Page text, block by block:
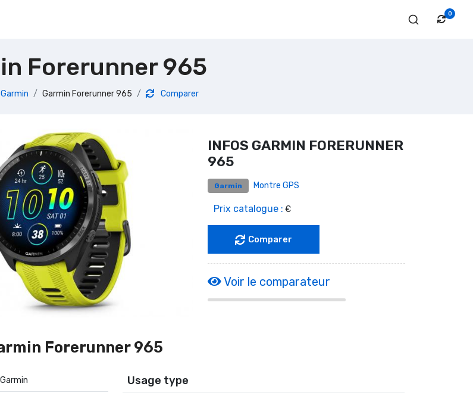
0
Forerunner 965
Garmin Garmin Forerunner 965 Comparer
INFOS GARMIN FORERUNNER
965
Garmin Montre GPS
Prix catalogue : €
Comparer
Voir le comparateur
Forerunner 965
Garmin
Usage type